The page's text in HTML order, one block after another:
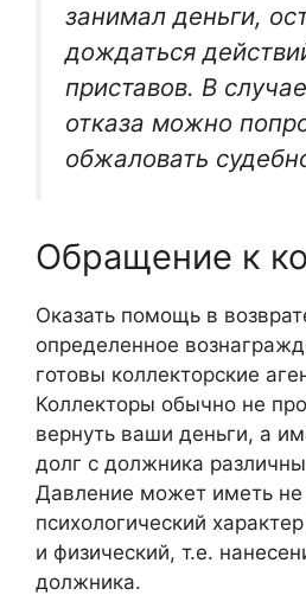
занимал деньги,
дождаться
приставов. В
отказа можно
обжаловать
Обращение к
Оказать помощь в
определенное
готовы коллекторские
Коллекторы обычно не
вернуть ваши деньги, а
долг с должника
Давление может иметь не
психологический
и физический, т.е.
должника.